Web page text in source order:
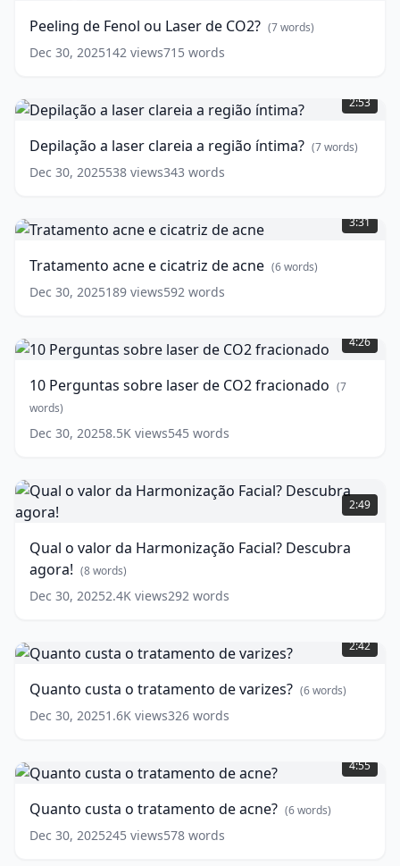
Laser
de
words)
Peeling de Fenol ou Laser de CO2? (7words)
Dec 30, 2025142 views715 words
a
laser
a
região
words)
2:53
Depilação a laser clareia a região íntima? (7words)
Dec 30, 2025538 views343 words
acne
e
de
acne
(6
3:31
Tratamento acne e cicatriz de acne (6words)
Dec 30, 2025189 views592 words
Perguntas
sobre
de
CO2
fracionado (7
4:26
10 Perguntas sobre laser de CO2 fracionado (7
words)
Dec 30, 20258.5K views545 words
Qual
o
valor
Harmonização
Facial?
Descubra
agora!
words)
2:49
Qual o valor da Harmonização Facial? Descubra
agora! (8words)
Dec 30, 20252.4K views292 words
custa
o
de
varizes?
2:42
Quanto custa o tratamento de varizes? (6words)
Dec 30, 20251.6K views326 words
custa
o
de
acne?
4:55
Quanto custa o tratamento de acne? (6words)
Dec 30, 2025245 views578 words